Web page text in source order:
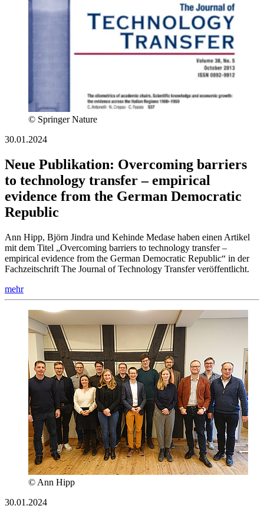
© Springer Nature
30.01.2024
Neue Publikation: Overcoming barriers
to technology transfer – empirical
evidence from the German Democratic
Republic
Ann Hipp, Björn Jindra und Kehinde Medase haben einen Artikel
mit dem Titel „Overcoming barriers to technology transfer –
empirical evidence from the German Democratic Republic“ in der
Fachzeitschrift The Journal of Technology Transfer veröffentlicht.
mehr
© Ann Hipp
30.01.2024